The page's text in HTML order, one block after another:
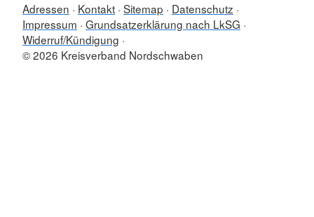
Adressen Kontakt Sitemap
Datenschutz
Impressum Grundsatzerklärung nach LkSG
Widerruf/Kündigung
© 2026 Kreisverband Nordschwaben